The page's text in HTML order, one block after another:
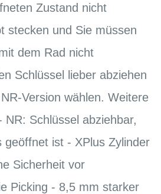
Zustand nicht
stecken und Sie müssen
dem Rad nicht
Schlüssel lieber abziehen
Version wählen. Weitere
NR: Schlüssel abziehbar,
geöffnet ist - XPlus Zylinder
Sicherheit vor
Picking - 8,5 mm starker